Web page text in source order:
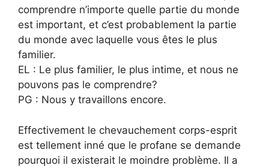
comprendre n’importe quelle partie du monde
est important, et c’est probablement la partie
du monde avec laquelle vous êtes le plus
familier.
EL : Le plus familier, le plus intime, et nous ne
pouvons pas le comprendre?
PG : Nous y travaillons encore.
Effectivement le chevauchement corps-esprit
est tellement inné que le profane se demande
pourquoi il existerait le moindre problème. Il a